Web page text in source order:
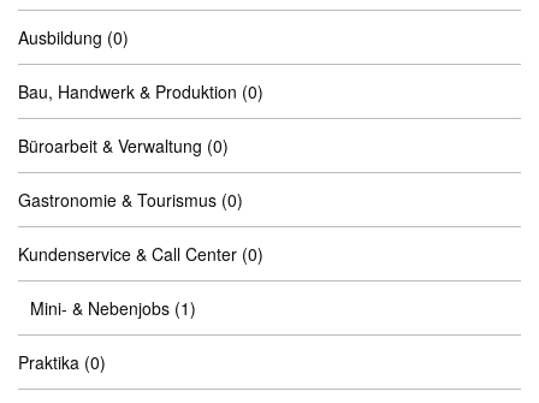
Ausbildung (0)
Bau, Handwerk & Produktion (0)
Büroarbeit & Verwaltung (0)
Gastronomie & Tourismus (0)
Kundenservice & Call Center (0)
Mini- & Nebenjobs (1)
Praktika (0)